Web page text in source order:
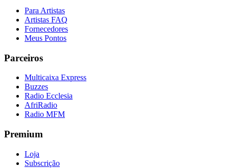
Para Artistas
Artistas FAQ
Fornecedores
Meus Pontos
Parceiros
Multicaixa Express
Buzzes
Radio Ecclesia
AfriRadio
Radio MFM
Premium
Loja
Subscrição